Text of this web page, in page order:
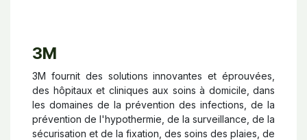
3M
3M fournit des solutions innovantes et éprouvées,
des hôpitaux et cliniques aux soins à domicile, dans
les domaines de la prévention des infections, de la
prévention de l'hypothermie, de la surveillance, de la
sécurisation et de la fixation, des soins des plaies, de